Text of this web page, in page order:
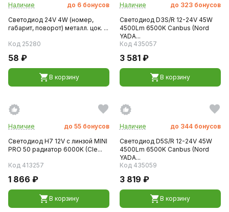
Наличие до 6 бонусов
Светодиод 24V 4W (номер,
габарит, поворот) металл. цок. ...
Код 25280
58 ₽
В корзину
Наличие до 323 бонусов
Светодиод D3S/R 12-24V 45W
4500Lm 6500K Canbus (Nord
YADA...
Код 435057
3 581 ₽
В корзину
Наличие до 55 бонусов
Светодиод H7 12V с линзой MINI
PRO 50 радиатор 6000K (Cle...
Код 413257
1 866 ₽
В корзину
Наличие до 344 бонусов
Светодиод D5S/R 12-24V 45W
4500Lm 6500K Canbus (Nord
YADA...
Код 435059
3 819 ₽
В корзину